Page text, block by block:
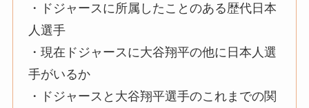
・ドジャースに所属したことのある歴代日本
人選手
・現在ドジャースに大谷翔平の他に日本人選
手がいるか
・ドジャースと大谷翔平選手のこれまでの関